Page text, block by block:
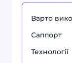
Варто
Саппорт
Технології